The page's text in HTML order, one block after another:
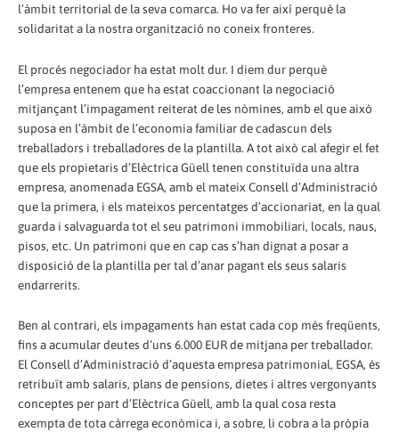
l’àmbit territorial de la seva comarca. Ho va fer així perquè la
solidaritat a la nostra organització no coneix fronteres.
El procés negociador ha estat molt dur. I diem dur perquè
l’empresa entenem que ha estat coaccionant la negociació
mitjançant l’impagament reiterat de les nòmines, amb el que això
suposa en l’àmbit de l’economia familiar de cadascun dels
treballadors i treballadores de la plantilla. A tot això cal afegir el fet
que els propietaris d’Elèctrica Güell tenen constituïda una altra
empresa, anomenada EGSA, amb el mateix Consell d’Administració
que la primera, i els mateixos percentatges d’accionariat, en la qual
guarda i salvaguarda tot el seu patrimoni immobiliari, locals, naus,
pisos, etc. Un patrimoni que en cap cas s’han dignat a posar a
disposició de la plantilla per tal d’anar pagant els seus salaris
endarrerits.
Ben al contrari, els impagaments han estat cada cop més freqüents,
fins a acumular deutes d’uns 6.000 EUR de mitjana per treballador.
El Consell d’Administració d’aquesta empresa patrimonial, EGSA, és
retribuït amb salaris, plans de pensions, dietes i altres vergonyants
conceptes per part d’Elèctrica Güell, amb la qual cosa resta
exempta de tota càrrega econòmica i, a sobre, li cobra a la pròpia